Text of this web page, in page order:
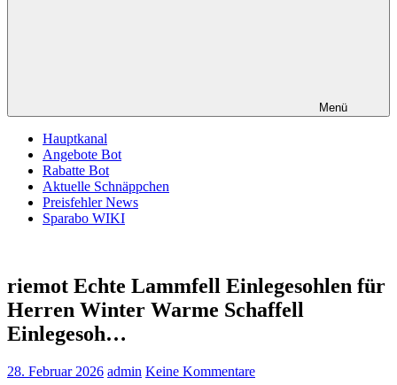
Menü
Hauptkanal
Angebote Bot
Rabatte Bot
Aktuelle Schnäppchen
Preisfehler News
Sparabo WIKI
riemot Echte Lammfell Einlegesohlen für
Herren Winter Warme Schaffell
Einlegesoh…
28. Februar 2026 admin Keine Kommentare